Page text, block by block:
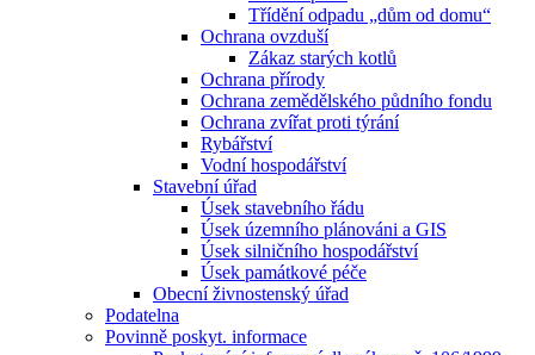
Třídění odpadu „dům od domu“
Ochrana ovzduší
Zákaz starých kotlů
Ochrana přírody
Ochrana zemědělského půdního fondu
Ochrana zvířat proti týrání
Rybářství
Vodní hospodářství
Stavební úřad
Úsek stavebního řádu
Úsek územního plánováni a GIS
Úsek silničního hospodářství
Úsek památkové péče
Obecní živnostenský úřad
Podatelna
Povinně poskyt. informace